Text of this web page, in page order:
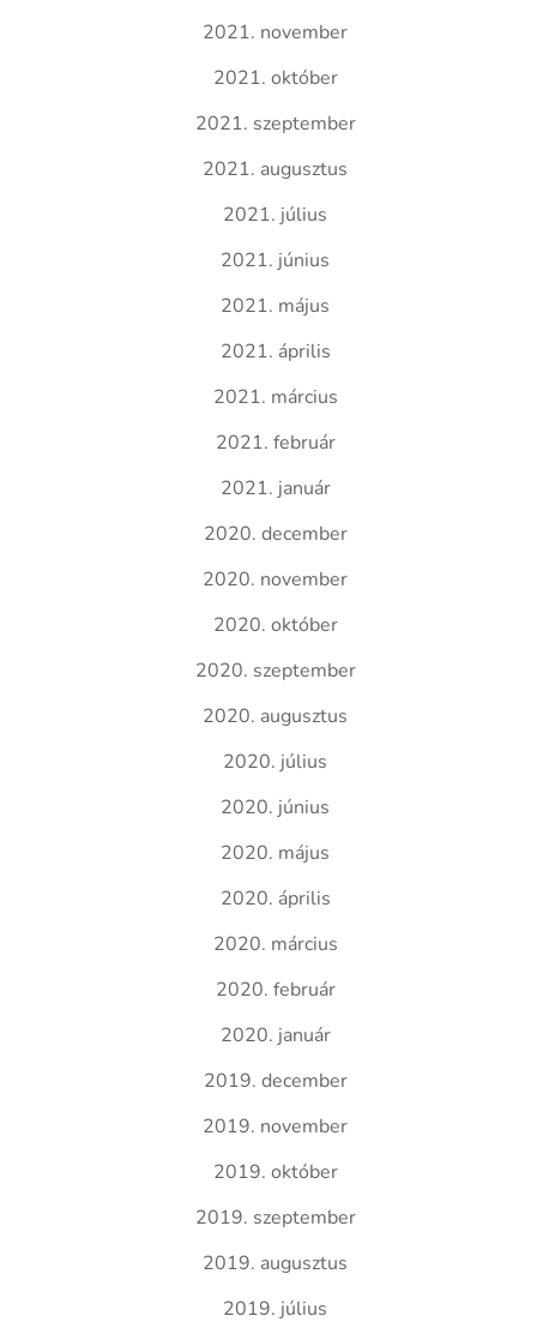
2021. november
2021. október
2021. szeptember
2021. augusztus
2021. július
2021. június
2021. május
2021. április
2021. március
2021. február
2021. január
2020. december
2020. november
2020. október
2020. szeptember
2020. augusztus
2020. július
2020. június
2020. május
2020. április
2020. március
2020. február
2020. január
2019. december
2019. november
2019. október
2019. szeptember
2019. augusztus
2019. július